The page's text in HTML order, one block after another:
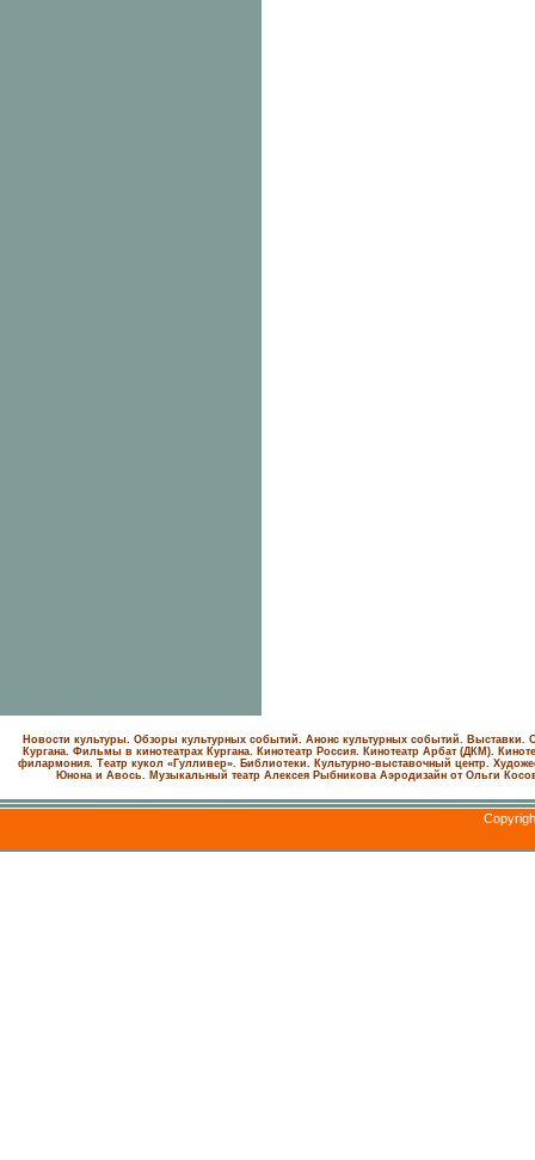
Новости культуры. Обзоры культурных событий. Анонс культурных событий. Выставки.
Кургана. Фильмы в кинотеатрах Кургана.
Кинотеатр Россия. Кинотеатр Арбат (ДКМ).
филармония. Театр кукол «Гулливер». Библиотеки. Культурно-выставочный центр.
Юнона и Авось. Музыкальный театр Алексея Рыбникова Аэродизайн от Ольги